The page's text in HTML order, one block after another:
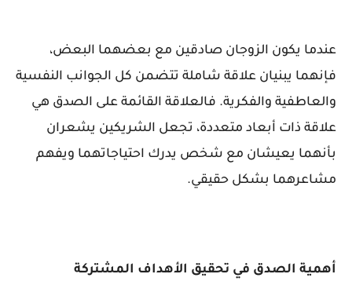
عندما يكون الزوجان صادقين مع بعضهما البعض،
فإنهما يبنيان علاقة شاملة تتضمن كل الجوانب النفسية
والعاطفية والفكرية. فالعلاقة القائمة على الصدق هي
علاقة ذات أبعاد متعددة، تجعل الشريكين يشعران
بأنهما يعيشان مع شخص يدرك احتياجاتهما ويفهم
مشاعرهما بشكل حقيقي.
أهمية الصدق في تحقيق الأهداف المشتركة